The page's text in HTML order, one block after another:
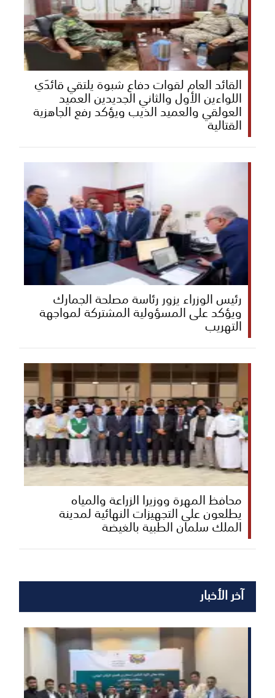
القائد العام لقوات دفاع شبوة يلتقي قائدَي
اللواءين الأول والثاني الجديدين العميد
العولقي والعميد الذيب ويؤكد رفع الجاهزية
القتالية
رئيس الوزراء يزور رئاسة مصلحة الجمارك
ويؤكد على المسؤولية المشتركة لمواجهة
التهريب
محافظ المهرة ووزيرا الزراعة والمياه
يطلعون على التجهيزات النهائية لمدينة
الملك سلمان الطبية بالغيضة
آخر الأخبار